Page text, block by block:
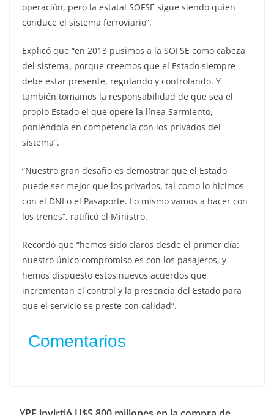
operación, pero la estatal SOFSE sigue siendo quien
conduce el sistema ferroviario”.
Explicó que “en 2013 pusimos a la SOFSE como cabeza
del sistema, porque creemos que el Estado siempre
debe estar presente, regulando y controlando. Y
también tomamos la responsabilidad de que sea el
propio Estado el que opere la línea Sarmiento,
poniéndola en competencia con los privados del
sistema”.
“Nuestro gran desafío es demostrar que el Estado
puede ser mejor que los privados, tal como lo hicimos
con el DNI o el Pasaporte. Lo mismo vamos a hacer con
los trenes”, ratificó el Ministro.
Recordó que “hemos sido claros desde el primer día:
nuestro único compromiso es con los pasajeros, y
hemos dispuesto estos nuevos acuerdos que
incrementan el control y la presencia del Estado para
que el servicio se preste con calidad”.
Comentarios